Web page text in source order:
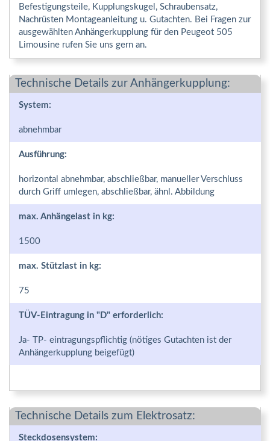
Befestigungsteile, Kupplungskugel, Schraubensatz,
Nachrüsten Montageanleitung u. Gutachten. Bei Fragen zur
ausgewählten Anhängerkupplung für den Peugeot 505
Limousine rufen Sie uns gern an.
Technische Details zur Anhängerkupplung:
System:
abnehmbar
Ausführung:
horizontal abnehmbar, abschließbar, manueller Verschluss
durch Griff umlegen, abschließbar, ähnl. Abbildung
max. Anhängelast in kg:
1500
max. Stützlast in kg:
75
TÜV-Eintragung in "D" erforderlich:
Ja- TP- eintragungspflichtig (nötiges Gutachten ist der
Anhängerkupplung beigefügt)
Technische Details zum Elektrosatz:
Steckdosensystem: